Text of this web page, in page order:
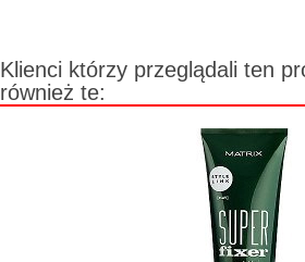
Klienci którzy przeglądali ten
również te: